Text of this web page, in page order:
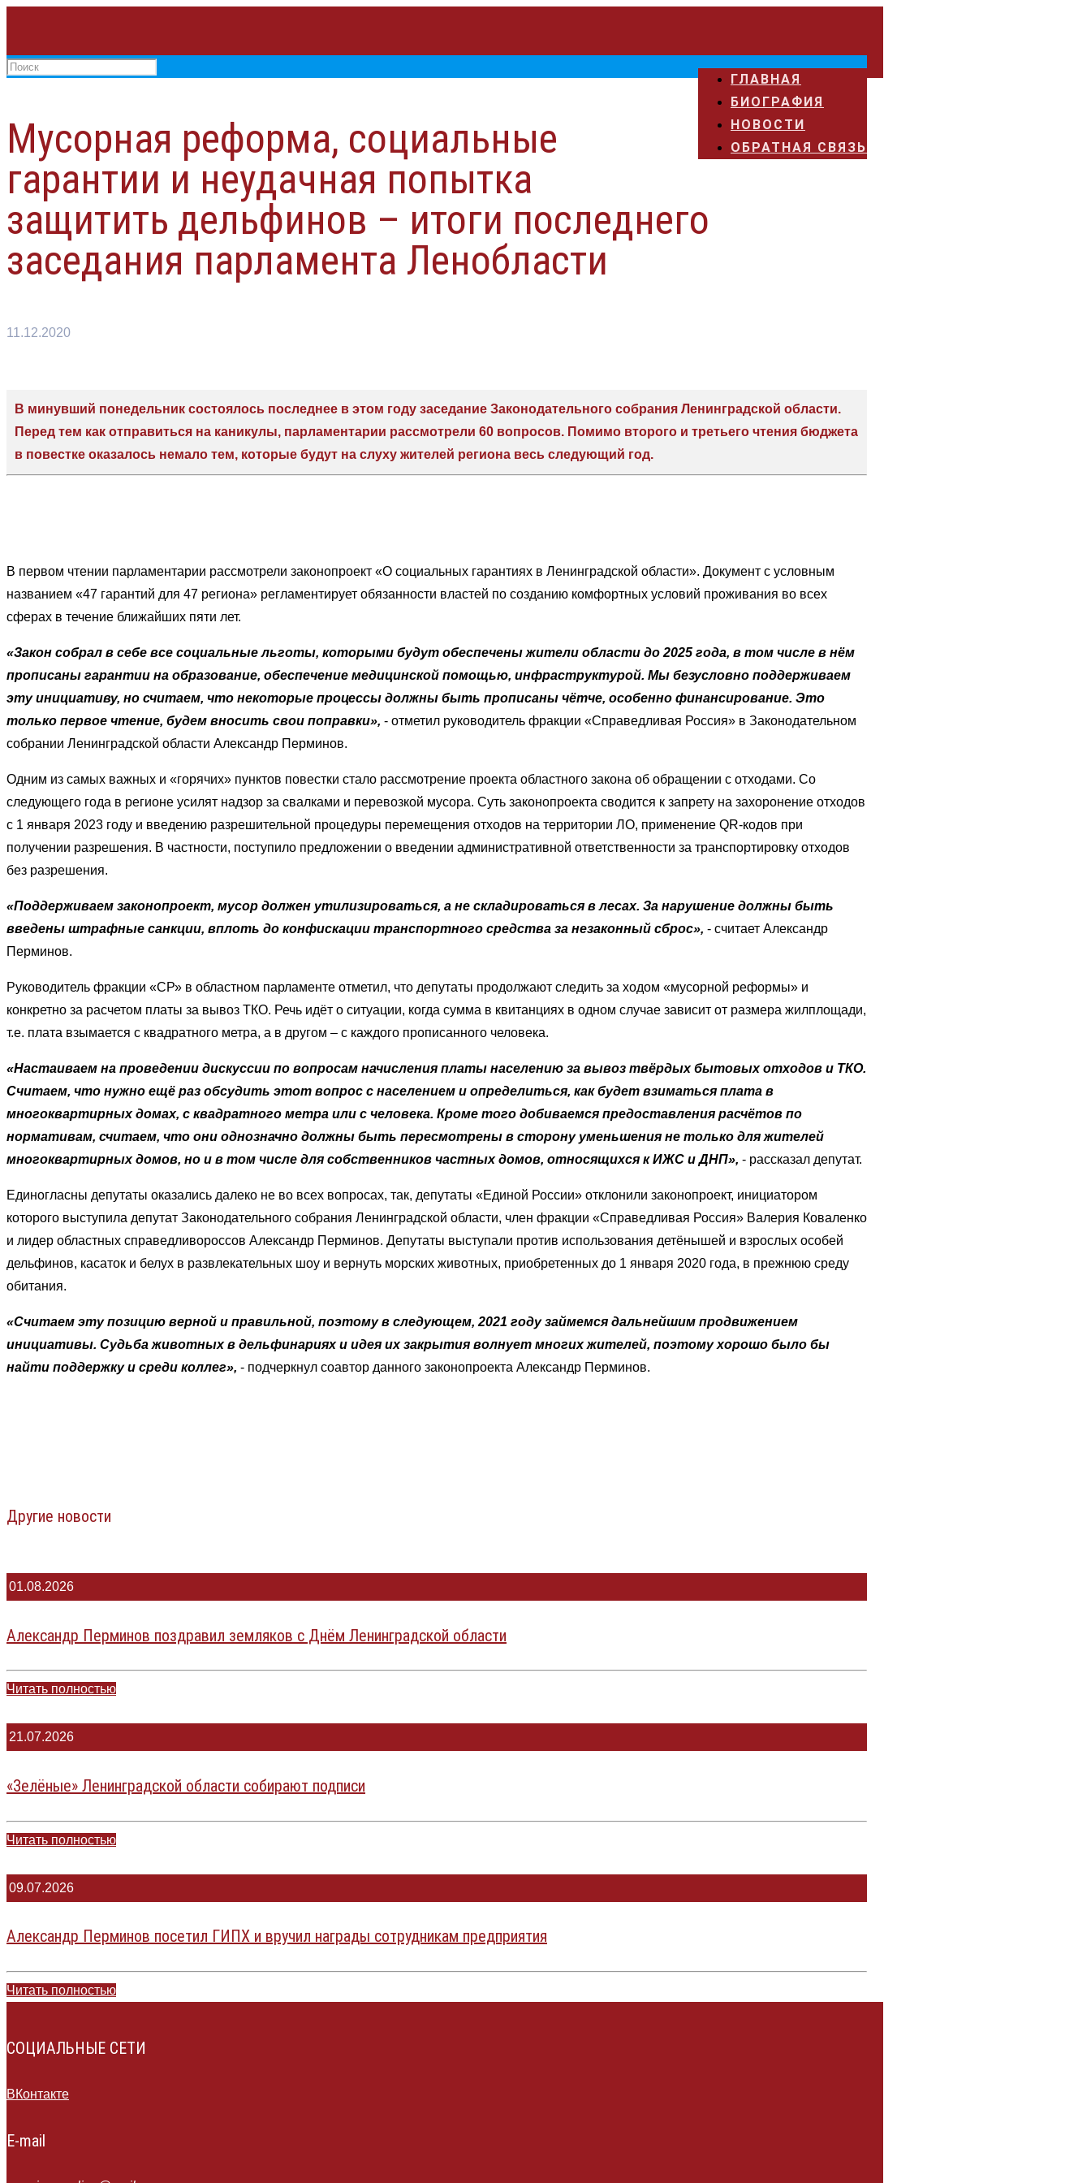
ГЛАВНАЯ
БИОГРАФИЯ
НОВОСТИ
ОБРАТНАЯ СВЯЗЬ
Мусорная реформа, социальные
гарантии и неудачная попытка
защитить дельфинов – итоги последнего
заседания парламента Ленобласти
11.12.2020
В минувший понедельник состоялось последнее в этом году заседание Законодательного собрания Ленинградской области.
Перед тем как отправиться на каникулы, парламентарии рассмотрели 60 вопросов. Помимо второго и третьего чтения бюджета
в повестке оказалось немало тем, которые будут на слуху жителей региона весь следующий год.
В первом чтении парламентарии рассмотрели законопроект «О социальных гарантиях в Ленинградской области». Документ с условным
названием «47 гарантий для 47 региона» регламентирует обязанности властей по созданию комфортных условий проживания во всех
сферах в течение ближайших пяти лет.
«Закон собрал в себе все социальные льготы, которыми будут обеспечены жители области до 2025 года, в том числе в нём
прописаны гарантии на образование, обеспечение медицинской помощью, инфраструктурой. Мы безусловно поддерживаем
эту инициативу, но считаем, что некоторые процессы должны быть прописаны чётче, особенно финансирование. Это
только первое чтение, будем вносить свои поправки», - отметил руководитель фракции «Справедливая Россия» в Законодательном
собрании Ленинградской области Александр Перминов.
Одним из самых важных и «горячих» пунктов повестки стало рассмотрение проекта областного закона об обращении с отходами. Со
следующего года в регионе усилят надзор за свалками и перевозкой мусора. Суть законопроекта сводится к запрету на захоронение отходов
с 1 января 2023 году и введению разрешительной процедуры перемещения отходов на территории ЛО, применение QR-кодов при
получении разрешения. В частности, поступило предложении о введении административной ответственности за транспортировку отходов
без разрешения.
«Поддерживаем законопроект, мусор должен утилизироваться, а не складироваться в лесах. За нарушение должны быть
введены штрафные санкции, вплоть до конфискации транспортного средства за незаконный сброс», - считает Александр
Перминов.
Руководитель фракции «СР» в областном парламенте отметил, что депутаты продолжают следить за ходом «мусорной реформы» и
конкретно за расчетом платы за вывоз ТКО. Речь идёт о ситуации, когда сумма в квитанциях в одном случае зависит от размера жилплощади,
т.е. плата взымается с квадратного метра, а в другом – с каждого прописанного человека.
«Настаиваем на проведении дискуссии по вопросам начисления платы населению за вывоз твёрдых бытовых отходов и ТКО.
Считаем, что нужно ещё раз обсудить этот вопрос с населением и определиться, как будет взиматься плата в
многоквартирных домах, с квадратного метра или с человека. Кроме того добиваемся предоставления расчётов по
нормативам, считаем, что они однозначно должны быть пересмотрены в сторону уменьшения не только для жителей
многоквартирных домов, но и в том числе для собственников частных домов, относящихся к ИЖС и ДНП», - рассказал депутат.
Единогласны депутаты оказались далеко не во всех вопросах, так, депутаты «Единой России» отклонили законопроект, инициатором
которого выступила депутат Законодательного собрания Ленинградской области, член фракции «Справедливая Россия» Валерия Коваленко
и лидер областных справедливороссов Александр Перминов. Депутаты выступали против использования детёнышей и взрослых особей
дельфинов, касаток и белух в развлекательных шоу и вернуть морских животных, приобретенных до 1 января 2020 года, в прежнюю среду
обитания.
«Считаем эту позицию верной и правильной, поэтому в следующем, 2021 году займемся дальнейшим продвижением
инициативы. Судьба животных в дельфинариях и идея их закрытия волнует многих жителей, поэтому хорошо было бы
найти поддержку и среди коллег», - подчеркнул соавтор данного законопроекта Александр Перминов.
Другие новости
01.08.2026
Александр Перминов поздравил земляков с Днём Ленинградской области
Читать полностью
21.07.2026
«Зелёные» Ленинградской области собирают подписи
Читать полностью
09.07.2026
Александр Перминов посетил ГИПХ и вручил награды сотрудникам предприятия
Читать полностью
СОЦИАЛЬНЫЕ СЕТИ
ВКонтакте
E-mail